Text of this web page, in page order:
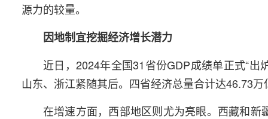
源力的较量。
因地制宜挖掘经济增长潜力
近日，2024年全国31省份GDP成绩单正式“
山东、浙江紧随其后。四省经济总量合计达46.73
在增速方面，西部地区则尤为亮眼。西藏和